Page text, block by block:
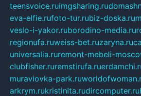
teensvoice.ruimgsharing.ru
eva-elfie.rufoto-tur.rubiz-doska.ru
veslo-i-yakor.ruborodino-media.ru
regionufa.ruweiss-bet.ruzaryna.ru
universalia.ruremont-mebeli-
clubfisher.ruremstirufa.ru
muraviovka-park.ru
arkrym.rukristinita.rudircomputer.ru